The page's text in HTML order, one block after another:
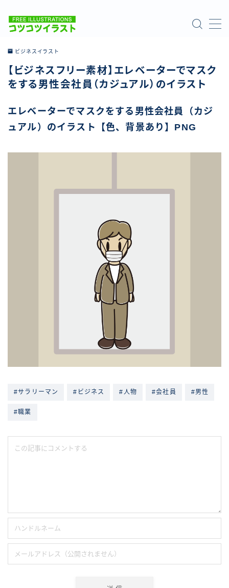
ホーム
お問い合わせ
ビジネスイラスト
【ビジネスフリー素材】エレベーターでマスク
をする男性会社員（カジュアル）のイラスト
エレベーターでマスクをする男性会社員（カジ
ュアル）のイラスト【色、背景あり】PNG
#サラリーマン #ビジネス #人物 #会社員 #男性
#職業